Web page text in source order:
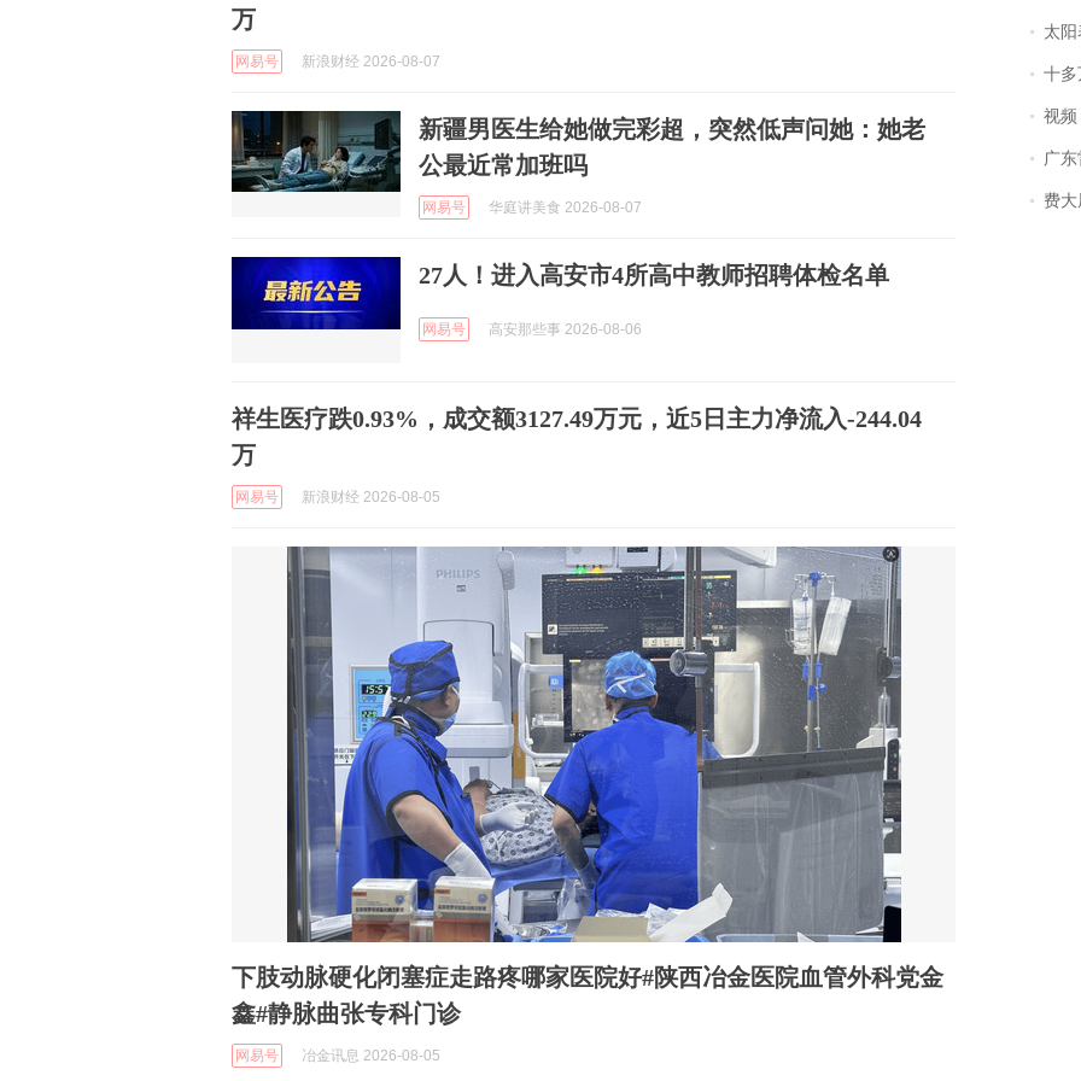
万
网易号 新浪财经 2026-08-07
新疆男医生给她做完彩超，突然低声问她：她老
公最近常加班吗
网易号 华庭讲美食 2026-08-07
27人！进入高安市4所高中教师招聘体检名单
网易号 高安那些事 2026-08-06
祥生医疗跌0.93%，成交额3127.49万元，近5日主力净流入-244.04
万
网易号 新浪财经 2026-08-05
下肢动脉硬化闭塞症走路疼哪家医院好#陕西冶金医院血管外科党金
鑫#静脉曲张专科门诊
网易号 冶金讯息 2026-08-05
太
十多
视频
广东雷
费大厨